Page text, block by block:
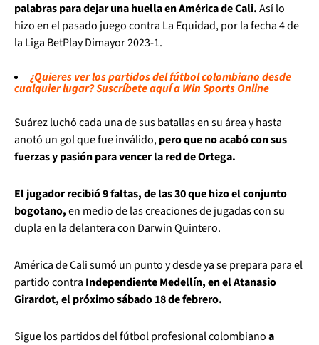
palabras para dejar una huella en América de Cali.Así lo
hizo en el pasado juego contra La Equidad, por la fecha 4 de
la Liga BetPlay Dimayor 2023-1.
¿Quieres ver los partidos del fútbol colombiano desde
cualquier lugar? Suscríbete aquí a Win Sports Online
Suárez luchó cada una de sus batallas en su área y hasta
anotó un gol que fue inválido,pero que no acabó con sus
fuerzas y pasión para vencer la red de Ortega.
El jugador recibió 9 faltas, de las 30 que hizo el conjunto
bogotano,en medio de las creaciones de jugadas con su
dupla en la delantera con Darwin Quintero.
América de Cali sumó un punto y desde ya se prepara para el
partido contra Independiente Medellín, en el Atanasio
Girardot, el próximo sábado 18 de febrero.
Sigue los partidos del fútbol profesional colombianoa